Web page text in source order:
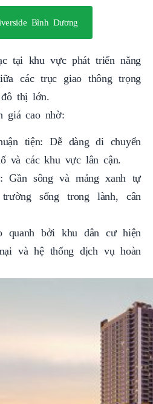
Bình Dương
tại khu vực phát triển năng
các trục giao thông trọng
thị lớn.
giá cao nhờ:
tiện: Dễ dàng di chuyển
và các khu vực lân cận.
Gần sông và mảng xanh tự
sống trong lành, cân
quanh bởi khu dân cư hiện
và hệ thống dịch vụ hoàn